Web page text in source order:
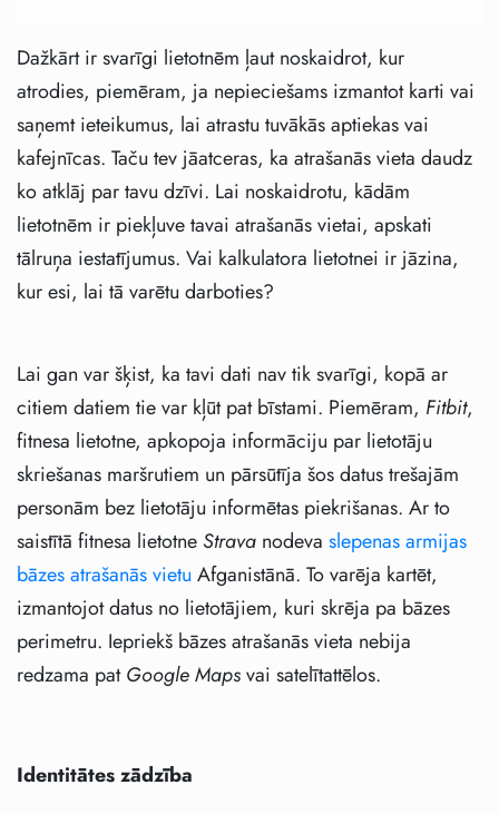
Dažkārt ir svarīgi lietotnēm ļaut noskaidrot, kur
atrodies, piemēram, ja nepieciešams izmantot karti vai
saņemt ieteikumus, lai atrastu tuvākās aptiekas vai
kafejnīcas. Taču tev jāatceras, ka atrašanās vieta daudz
ko atklāj par tavu dzīvi. Lai noskaidrotu, kādām
lietotnēm ir piekļuve tavai atrašanās vietai, apskati
tālruņa iestatījumus. Vai kalkulatora lietotnei ir jāzina,
kur esi, lai tā varētu darboties?
Lai gan var šķist, ka tavi dati nav tik svarīgi, kopā ar
citiem datiem tie var kļūt pat bīstami. Piemēram, Fitbit,
fitnesa lietotne, apkopoja informāciju par lietotāju
skriešanas maršrutiem un pārsūtīja šos datus trešajām
personām bez lietotāju informētas piekrišanas. Ar to
saistītā fitnesa lietotne Strava nodeva slepenas armijas
bāzes atrašanās vietu Afganistānā. To varēja kartēt,
izmantojot datus no lietotājiem, kuri skrēja pa bāzes
perimetru. Iepriekš bāzes atrašanās vieta nebija
redzama patGoogle Mapsvai satelītattēlos.
Identitātes zādzība